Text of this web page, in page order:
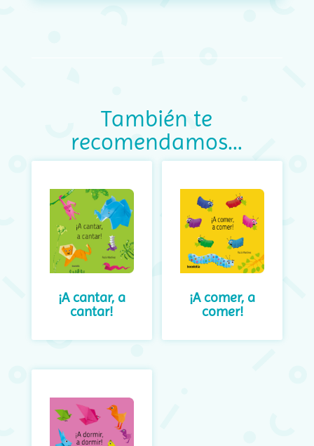
También te
recomendamos…
¡A cantar, a
cantar!
¡A comer, a
comer!